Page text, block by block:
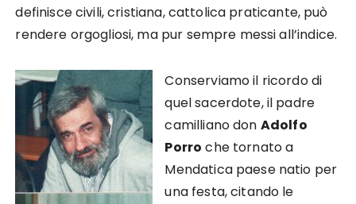
definisce civili, cristiana, cattolica praticante, può
rendere orgogliosi, ma pur sempre messi all’indice.
Conserviamo il ricordo di
quel sacerdote, il padre
camilliano don Adolfo
Porro che tornato a
Mendatica paese natio per
una festa, citando le